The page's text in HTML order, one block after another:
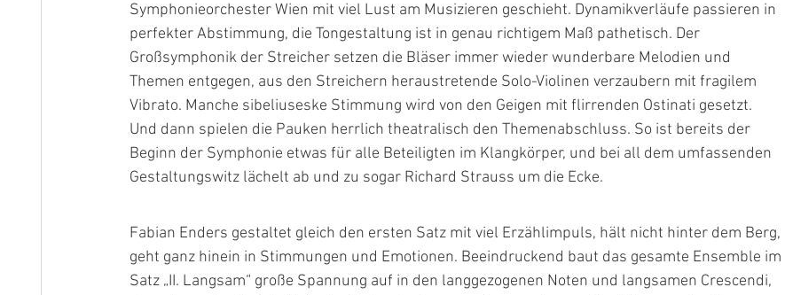
Symphonieorchester Wien mit viel Lust am Musizieren geschieht. Dynamikverläufe passieren in
perfekter Abstimmung, die Tongestaltung ist in genau richtigem Maß pathetisch. Der
Großsymphonik der Streicher setzen die Bläser immer wieder wunderbare Melodien und
Themen entgegen, aus den Streichern heraustretende Solo-Violinen verzaubern mit fragilem
Vibrato. Manche sibeliuseske Stimmung wird von den Geigen mit flirrenden Ostinati gesetzt.
Und dann spielen die Pauken herrlich theatralisch den Themenabschluss. So ist bereits der
Beginn der Symphonie etwas für alle Beteiligten im Klangkörper, und bei all dem umfassenden
Gestaltungswitz lächelt ab und zu sogar Richard Strauss um die Ecke.
Fabian Enders gestaltet gleich den ersten Satz mit viel Erzählimpuls, hält nicht hinter dem Berg,
geht ganz hinein in Stimmungen und Emotionen. Beeindruckend baut das gesamte Ensemble im
Satz „II. Langsam“ große Spannung auf in den langgezogenen Noten und langsamen Crescendi,